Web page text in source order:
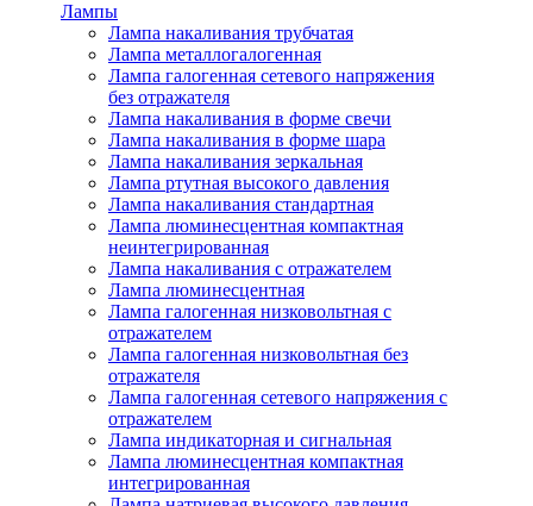
Лампы
Лампа накаливания трубчатая
Лампа металлогалогенная
Лампа галогенная сетевого напряжения
без отражателя
Лампа накаливания в форме свечи
Лампа накаливания в форме шара
Лампа накаливания зеркальная
Лампа ртутная высокого давления
Лампа накаливания стандартная
Лампа люминесцентная компактная
неинтегрированная
Лампа накаливания с отражателем
Лампа люминесцентная
Лампа галогенная низковольтная с
отражателем
Лампа галогенная низковольтная без
отражателя
Лампа галогенная сетевого напряжения с
отражателем
Лампа индикаторная и сигнальная
Лампа люминесцентная компактная
интегрированная